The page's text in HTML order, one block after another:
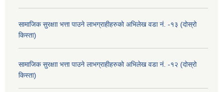
सामाजिक सुरक्षाा भत्ता पाउने लाभग्राहीहरुको अभिलेख वडा नं. -१३ (दोस्रो
किस्ता)
सामाजिक सुरक्षाा भत्ता पाउने लाभग्राहीहरुको अभिलेख वडा नं. -१२ (दोस्रो
किस्ता)